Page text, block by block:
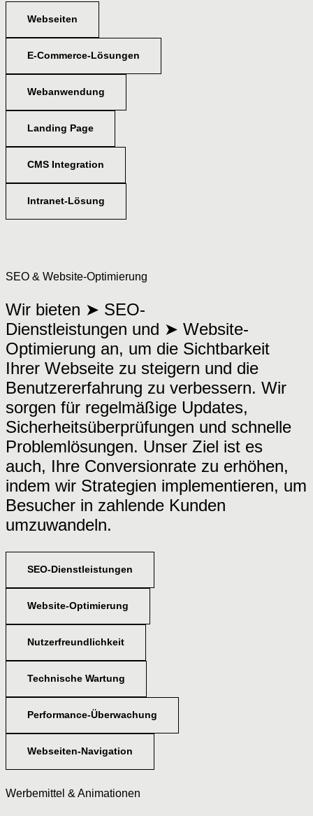
Webseiten
E-Commerce-Lösungen
Webanwendung
Landing Page
CMS Integration
Intranet-Lösung
SEO & Website-Optimierung
Wir bieten ➤ SEO-
Dienstleistungen und ➤ Website-
Optimierung an, um die Sichtbarkeit
Ihrer Webseite zu steigern und die
Benutzererfahrung zu verbessern. Wir
sorgen für regelmäßige Updates,
Sicherheitsüberprüfungen und schnelle
Problemlösungen. Unser Ziel ist es
auch, Ihre Conversionrate zu erhöhen,
indem wir Strategien implementieren, um
Besucher in zahlende Kunden
umzuwandeln.
SEO-Dienstleistungen
Website-Optimierung
Nutzerfreundlichkeit
Technische Wartung
Performance-Überwachung
Webseiten-Navigation
Werbemittel & Animationen